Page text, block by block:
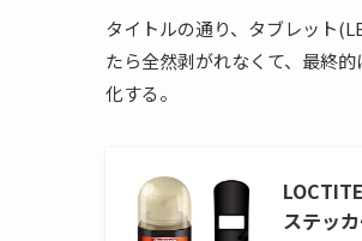
タイトルの通り、タブレット
たら全然剥がれなくて、最終
化する。
ステッ